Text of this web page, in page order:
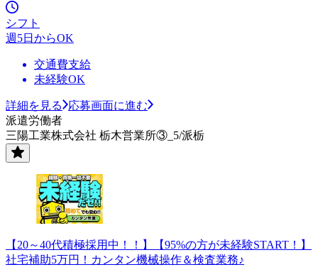
シフト
週5日からOK
交通費支給
未経験OK
詳細を見る
応募画面に進む
派遣労働者
三陽工業株式会社 栃木営業所③_5/派栃
【20～40代積極採用中！！】【95%の方が未経験START！】
社宅補助5万円！カンタン機械操作＆検査業務♪